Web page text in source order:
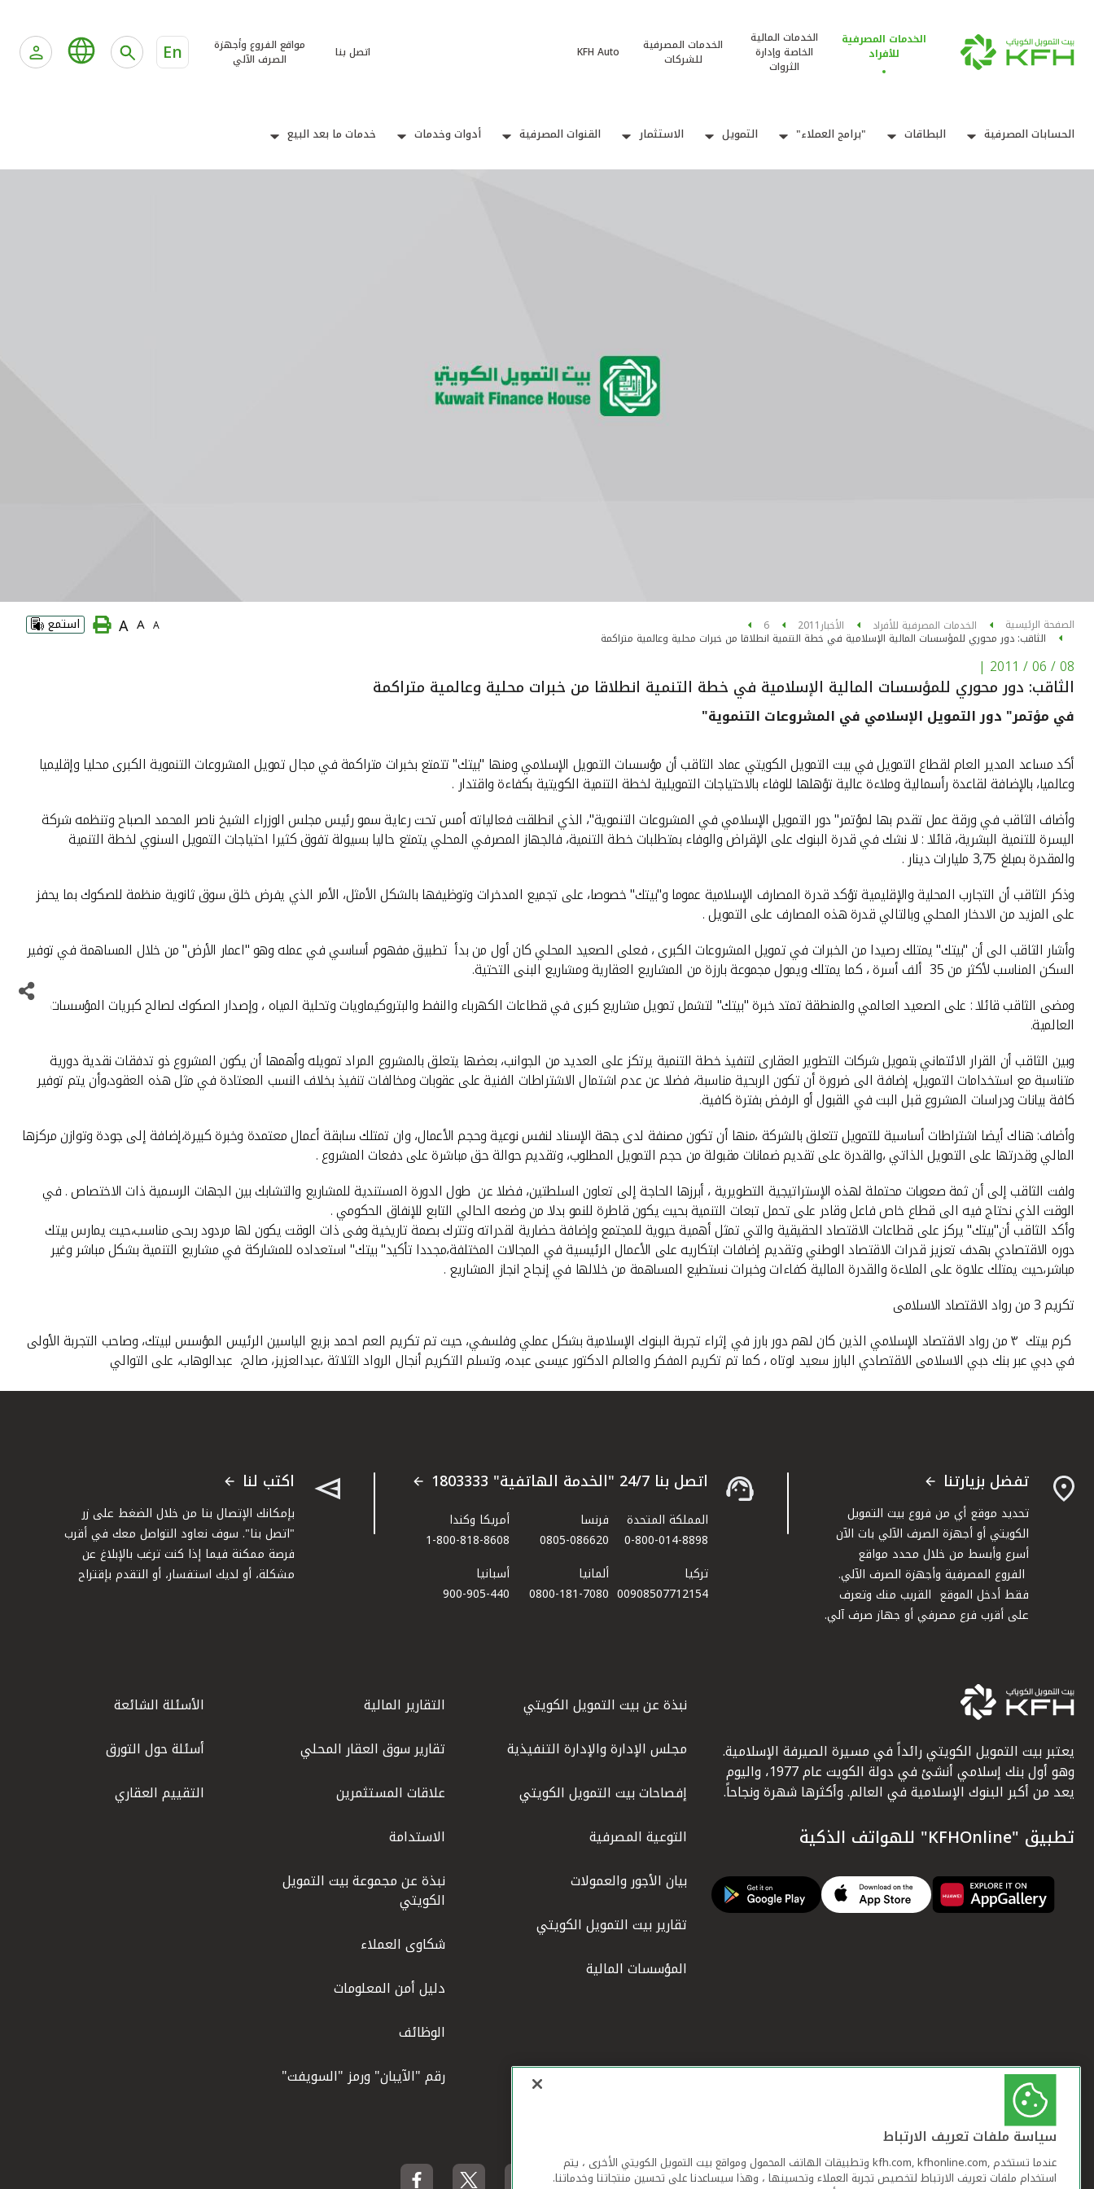
الخدمات المصرفية
للأفراد
الخدمات المالية
الخاصة وإدارة
الثروات
الخدمات المصرفية
للشركات
KFH Auto اتصل بنا
مواقع الفروع وأجهزة
الصرف الآلي
En
الحسابات المصرفية البطاقات "برامج العملاء" التمويل الاستثمار القنوات المصرفية أدوات وخدمات خدمات ما بعد البيع
الصفحة الرئيسية الخدمات المصرفية للأفراد الأخبار2011
6
الثاقب: دور محوري للمؤسسات المالية الإسلامية في خطة التنمية انطلاقا من خبرات محلية وعالمية متراكمة
A
A
A استمع
08 / 06 / 2011
|
الثاقب: دور محوري للمؤسسات المالية الإسلامية في خطة التنمية انطلاقا من خبرات محلية وعالمية متراكمة
في مؤتمر" دور التمويل الإسلامي في المشروعات التنموية"
أكد مساعد المدير العام لقطاع التمويل في بيت التمويل الكويتي عماد الثاقب أن مؤسسات التمويل الإسلامي ومنها "بيتك" تتمتع بخبرات متراكمة في مجال تمويل المشروعات التنموية الكبرى محليا وإقليميا
وعالميا، بالإضافة لقاعدة رأسمالية وملاءة عالية تؤهلها للوفاء بالاحتياجات التمويلية لخطة التنمية الكويتية بكفاءة واقتدار .
وأضاف الثاقب في ورقة عمل تقدم بها لمؤتمر" دور التمويل الإسلامي في المشروعات التنموية"، الذي انطلقت فعالياته أمس تحت رعاية سمو رئيس مجلس الوزراء الشيخ ناصر المحمد الصباح وتنظمه شركة
اليسرة للتنمية البشرية، قائلا : لا نشك في قدرة البنوك على الإقراض والوفاء بمتطلبات خطة التنمية، فالجهاز المصرفي المحلي يتمتع حاليا بسيولة تفوق كثيرا احتياجات التمويل السنوي لخطة التنمية
والمقدرة بمبلغ 3,75 مليارات دينار .
وذكر الثاقب أن التجارب المحلية والإقليمية تؤكد قدرة المصارف الإسلامية عموما و"بيتك" خصوصا، على تجميع المدخرات وتوظيفها بالشكل الأمثل، الأمر الذي يفرض خلق سوق ثانوية منظمة للصكوك بما يحفز
على المزيد من الادخار المحلي وبالتالي قدرة هذه المصارف على التمويل .
وأشار الثاقب الى أن "بيتك" يمتلك رصيدا من الخبرات في تمويل المشروعات الكبرى ، فعلى الصعيد المحلي كان أول من بدأ تطبيق مفهوم أساسي في عمله وهو "اعمار الأرض" من خلال المساهمة في توفير
السكن المناسب لأكثر من 35 ألف أسرة ، كما يمتلك ويمول مجموعة بارزة من المشاريع العقارية ومشاريع البنى التحتية.
ومضى الثاقب قائلا : على الصعيد العالمي والمنطقة تمتد خبرة "بيتك" لتشمل تمويل مشاريع كبرى في قطاعات الكهرباء والنفط والبتروكيماويات وتحلية المياه ، وإصدار الصكوك لصالح كبريات المؤسسات
العالمية.
وبين الثاقب أن القرار الائتماني بتمويل شركات التطوير العقارى لتنفيذ خطة التنمية يرتكز على العديد من الجوانب، بعضها يتعلق بالمشروع المراد تمويله وأهمها أن يكون المشروع ذو تدفقات نقدية دورية
متناسبة مع استخدامات التمويل، إضافة الى ضرورة أن تكون الربحية مناسبة، فضلا عن عدم اشتمال الاشتراطات الفنية على عقوبات ومخالفات تنفيذ بخلاف النسب المعتادة في مثل هذه العقود،وأن يتم توفير
كافة بيانات ودراسات المشروع قبل البت في القبول أو الرفض بفترة كافية.
وأضاف: هناك أيضا اشتراطات أساسية للتمويل تتعلق بالشركة ،منها أن تكون مصنفة لدى جهة الإسناد لنفس نوعية وحجم الأعمال، وان تمتلك سابقة أعمال معتمدة وخبرة كبيرة،إضافة إلى جودة وتوازن مركزها
المالي وقدرتها على التمويل الذاتي ،والقدرة على تقديم ضمانات مقبولة من حجم التمويل المطلوب، وتقديم حوالة حق مباشرة على دفعات المشروع .
ولفت الثاقب إلى أن ثمة صعوبات محتملة لهذه الإستراتيجية التطويرية ، أبرزها الحاجة إلى تعاون السلطتين، فضلا عن طول الدورة المستندية للمشاريع والتشابك بين الجهات الرسمية ذات الاختصاص . في
الوقت الذي نحتاج فيه الى قطاع خاص فاعل وقادر على تحمل تبعات التنمية بحيث يكون قاطرة للنمو بدلا من وضعه الحالي التابع للإنفاق الحكومي .
وأكد الثاقب أن"بيتك" يركز على قطاعات الاقتصاد الحقيقية والتي تمثل أهمية حيوية للمجتمع وإضافة حضارية لقدراته وتترك بصمة تاريخية وفى ذات الوقت يكون لها مردود ربحى مناسب،حيث يمارس بيتك
دوره الاقتصادي بهدف تعزيز قدرات الاقتصاد الوطني وتقديم إضافات ابتكاريه على الأعمال الرئيسية في المجالات المختلفة،مجددا تأكيد" بيتك" استعداده للمشاركة في مشاريع التنمية بشكل مباشر وغير
مباشر،حيث يمتلك علاوة على الملاءة والقدرة المالية كفاءات وخبرات نستطيع المساهمة من خلالها في إنجاح انجاز المشاريع .
تكريم 3 من رواد الاقتصاد الاسلامى
كرم بيتك ٣ من رواد الاقتصاد الإسلامي الذين كان لهم دور بارز في إثراء تجربة البنوك الإسلامية بشكل عملي وفلسفي، حيث تم تكريم العم احمد بزيع الياسين الرئيس المؤسس لبيتك، وصاحب التجربة الأولى
في دبي عبر بنك دبي الاسلامى الاقتصادي البارز سعيد لوتاه ، كما تم تكريم المفكر والعالم الدكتور عيسى عبده، وتسلم التكريم أنجال الرواد الثلاثة ،عبدالعزيز، صالح، عبدالوهاب، على التوالي
تفضل بزيارتنا
تحديد موقع أي من فروع بيت التمويل
الكويتي أو أجهزة الصرف الآلي بات الآن
أسرع وأبسط من خلال محدد مواقع
الفروع المصرفية وأجهزة الصرف الآلي.
فقط أدخل الموقع القريب منك وتعرف
على أقرب فرع مصرفي أو جهاز صرف آلي.
اتصل بنا 24/7 "الخدمة الهاتفية" 1803333
المملكة المتحدة
0-800-014-8898
فرنسا
0805-086620
أمريكا وكندا
1-800-818-8608
تركيا
00908507712154​
ألمانيا
0800-181-7080
أسبانيا
900-905-440
اكتب لنا
بإمكانك الإتصال بنا من خلال الضغط على زر
"اتصل بنا". سوف نعاود التواصل معك في أقرب
فرصة ممكنة فيما إذا كنت ترغب بالإبلاغ عن
مشكلة، أو لديك استفسار، أو التقدم بإقتراح
يعتبر بيت التمويل الكويتي رائداً في مسيرة الصيرفة الإسلامية.
وهو أول بنك إسلامي أنشئ في دولة الكويت عام 1977، واليوم
يعد من أكبر البنوك الإسلامية في العالم. وأكثرها شهرة ونجاحاً.
تطبيق "KFHOnline" للهواتف الذكية
نبذة عن بيت التمويل الكويتي
مجلس الإدارة والإدارة التنفيذية
إفصاحات بيت التمويل الكويتي
التوعية المصرفية
بيان الأجور والعمولات
تقارير بيت التمويل الكويتي
المؤسسات المالية
التقارير المالية
تقارير سوق العقار المحلي
علاقات المستثمرين
الاستدامة
نبذة عن مجموعة بيت التمويل
الكويتي
شكاوى العملاء
دليل أمن المعلومات
الوظائف
رقم "الآيبان" ورمز "السويفت"
الأسئلة الشائعة
أسئلة حول التورق
التقييم العقاري
سياسة ملفات تعريف الارتباط
عندما تستخدم ,kfh.com, kfhonline.com وتطبيقات الهاتف المحمول ومواقع بيت التمويل الكويتي الأخرى ، يتم
استخدام ملفات تعريف الارتباط لتخصيص تجربة العملاء وتحسينها ، وهذا سيساعدنا على تحسين منتجاتنا وخدماتنا.